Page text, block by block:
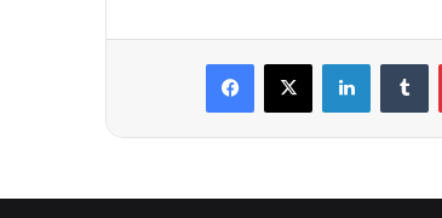
Facebook
X LinkedIn